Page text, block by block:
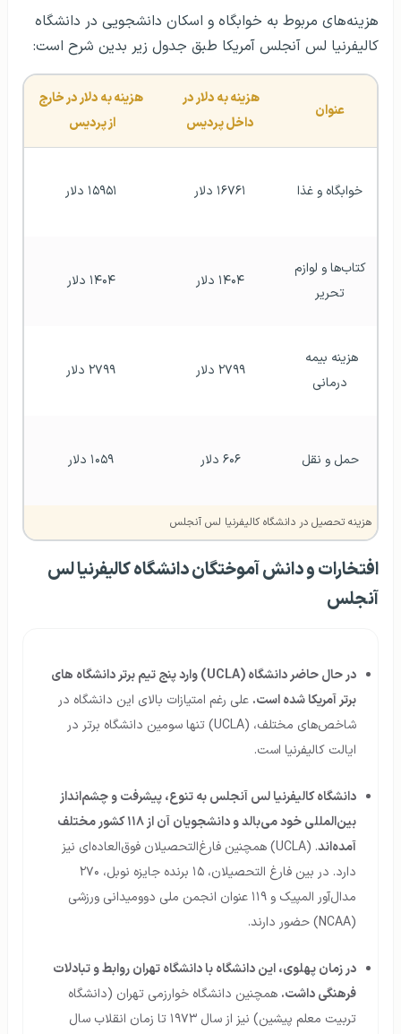
هزینه‌های مربوط به خوابگاه و اسکان دانشجویی در دانشگاه
کالیفرنیا لس آنجلس آمریکا طبق جدول زیر بدین شرح است:
عنوان
داخل پردیس
از پردیس
خوابگاه و غذا ۱۶۷۶۱ دلار ۱۵۹۵۱ دلار
تحریر
۱۴۰۴ دلار ۱۴۰۴ دلار
درمانی
۲۷۹۹ دلار ۲۷۹۹ دلار
حمل و نقل ۶۰۶ دلار ۱۰۵۹ دلار
هزینه تحصیل در دانشگاه کالیفرنیا لس آنجلس
افتخارات و دانش‌ آموختگان دانشگاه کالیفرنیا لس
آنجلس
در حال حاضر دانشگاه (UCLA) وارد پنج تیم برتر دانشگاه‌ های
برتر آمریکا شده است. علی رغم امتیازات بالای این دانشگاه در
شاخص‌های مختلف، (UCLA) تنها سومین دانشگاه برتر در
ایالت کالیفرنیا است.
دانشگاه کالیفرنیا لس آنجلس به تنوع، پیشرفت و چشم‌انداز
بین‌المللی خود می‌بالد و دانشجویان آن از ۱۱۸ کشور مختلف
آمده‌اند
. (UCLA) همچنین فارغ‌التحصیلان فوق‌العاده‌ای نیز
دارد. در بین فارغ التحصیلان، ۱۵ برنده جایزه نوبل، ۲۷۰
مدال‌آور المپیک و ۱۱۹ عنوان انجمن ملی دوومیدانی ورزشی
(NCAA) حضور دارند.
در زمان پهلوی، این دانشگاه با دانشگاه تهران روابط و تبادلات
فرهنگی داشت. همچنین دانشگاه خوارزمی تهران (دانشگاه
تربیت معلم پیشین) نیز از سال ۱۹۷۳ تا زمان انقلاب سال